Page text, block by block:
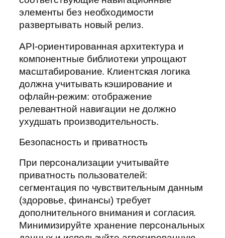
элементы без необходимости
развертывать новый релиз.
API-ориентированная архитектура и
компонентные библиотеки упрощают
масштабирование. Клиентская логика
должна учитывать кэширование и
офлайн-режим: отображение
релевантной навигации не должно
ухудшать производительность.
Безопасность и приватность
При персонализации учитывайте
приватность пользователей:
сегментация по чувствительным данным
(здоровье, финансы) требует
дополнительного внимания и согласия.
Минимизируйте хранение персональных